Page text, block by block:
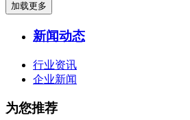
加载更多
新闻动态
行业资讯
企业新闻
为您推荐